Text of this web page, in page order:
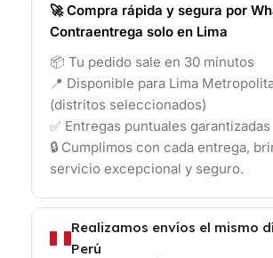
🚀 Compra rápida y segura por
Contraentrega solo en Lima
📦 Tu pedido sale en 30 minutos
📍 Disponible para Lima
(distritos seleccionados)
✅ Entregas puntuales garantizadas
🔒 Cumplimos con cada entrega,
servicio excepcional y seguro.
Realizamos envíos el mismo
Perú